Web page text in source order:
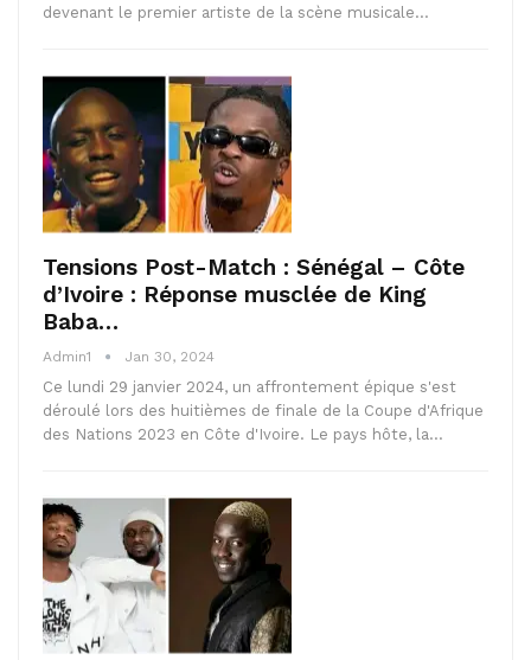
devenant le premier artiste de la scène musicale…
Tensions Post-Match : Sénégal – Côte
d’Ivoire : Réponse musclée de King
Baba…
Admin1 Jan 30, 2024
Ce lundi 29 janvier 2024, un affrontement épique s'est
déroulé lors des huitièmes de finale de la Coupe d'Afrique
des Nations 2023 en Côte d'Ivoire. Le pays hôte, la…